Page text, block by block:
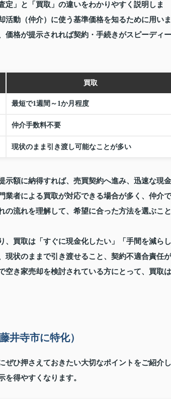
」と「買取」の違いをわかりやすく説明しま
活動（仲介）に使う基準価格を知るために用いま
価格が提示されれば契約・手続きがスピーディー
買取
最短で1週間～1か月程度
仲介手数料不要
現状のまま引き渡し可能なことが多い
示額に納得すれば、売買契約へ進み、迅速な現金
業者による買取が対応できる場合が多く、仲介で
の流れを理解して、希望に合った方法を選ぶこと
、買取は「すぐに現金化したい」「手間を減らし
現状のままで引き渡せること、契約不適合責任が
空き家売却を検討されている方にとって、買取は
井寺市に特化）
ぜひ押さえておきたい大切なポイントをご紹介し
得やすくなります。